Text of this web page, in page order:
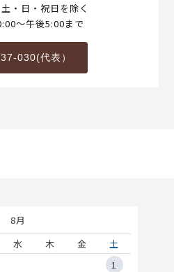
・日・祝日を除く
～午後5:00まで
030(代表）
8月
水 木 金
土
1